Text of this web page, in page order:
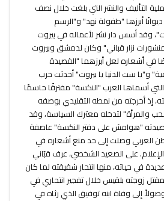
التأليف والنشر التي بلغت خلال نصف
قرن 35 ديوانًا أبرزها "طفولة نهد" و"الرسم
وقد أسس دار نشر لأعماله في بيروت
نزار قباني" وكان لدمشق وبيروت
في أشعاره لعل أبرزهما "القصيدة
و"يا ست الدنيا يا بيروت" أحدثت حرب
والتي أسماها العرب "النكسة" مفترقًا حاسمًا
إذ أخرجته من نمطه التقليدي بوصفه
والمرأة" لتدخله معترك السياسة، وقد
"هوامش على دفتر النكسة" عاصفة
العربي وصلت إلى حد منع أشعاره في
على الصعيد الشخصي، عرف قبّاني
في حياته، منها انتحار شقيقته لما كان
زوجته بلقيس خلال تفجير انتحاري في
إلى وفاة ابنه توفيق الذي رثاه في